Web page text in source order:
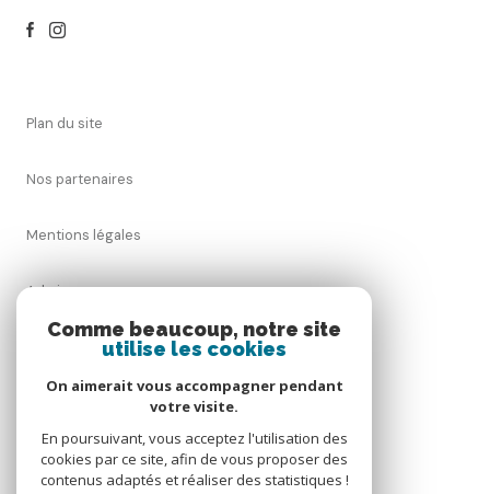
plan du site
nos partenaires
mentions légales
admin
nos honoraires
cookies
Comme beaucoup, notre site
utilise les cookies
On aimerait vous accompagner pendant
votre visite.
En poursuivant, vous acceptez l'utilisation des
cookies par ce site, afin de vous proposer des
contenus adaptés et réaliser des statistiques !